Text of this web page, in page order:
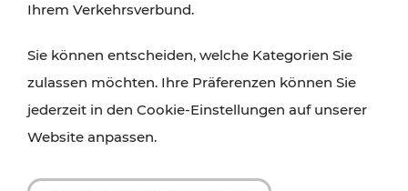
Ihrem Verkehrsverbund.
Sie können entscheiden, welche Kategorien Sie
zulassen möchten. Ihre Präferenzen können Sie
jederzeit in den Cookie-Einstellungen auf unserer
Website anpassen.